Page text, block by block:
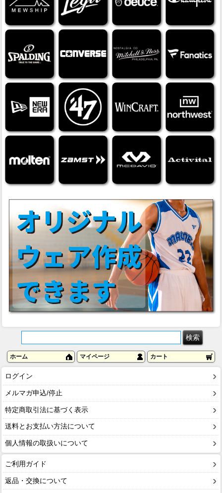
ホーム マイページ カート
ログイン
メルマガ申込/停止
特定商取引法に基づく表示
送料とお支払い方法について
個人情報の取扱いについて
ご利用ガイド
返品・交換について